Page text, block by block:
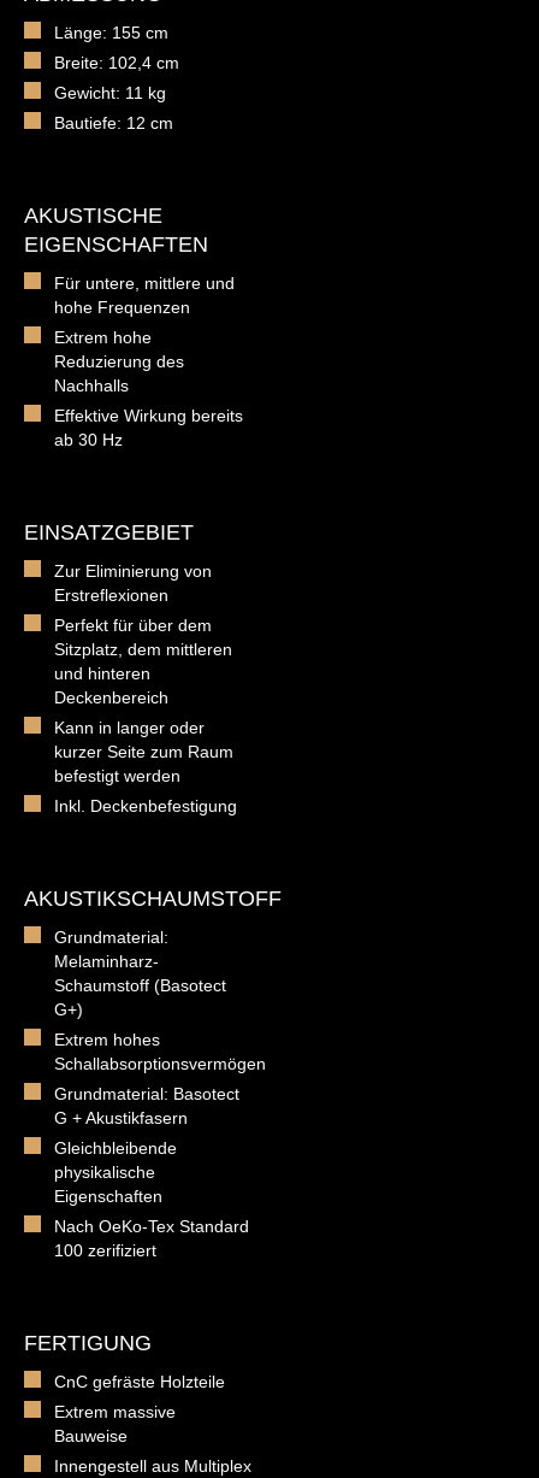
Länge: 155 cm
Breite: 102,4 cm
Gewicht: 11 kg
Bautiefe: 12 cm
AKUSTISCHE
EIGENSCHAFTEN
Für untere, mittlere und
hohe Frequenzen
Extrem hohe
Reduzierung des
Nachhalls
Effektive Wirkung bereits
ab 30 Hz
EINSATZGEBIET
Zur Eliminierung von
Erstreflexionen
Perfekt für über dem
Sitzplatz, dem mittleren
und hinteren
Deckenbereich
Kann in langer oder
kurzer Seite zum Raum
befestigt werden
Inkl. Deckenbefestigung
AKUSTIKSCHAUMSTOFF
Grundmaterial:
Melaminharz-
Schaumstoff (Basotect
G+)
Extrem hohes
Schallabsorptionsvermögen
Grundmaterial: Basotect
G + Akustikfasern
Gleichbleibende
physikalische
Eigenschaften
Nach OeKo-Tex Standard
100 zerifiziert
FERTIGUNG
CnC gefräste Holzteile
Extrem massive
Bauweise
Innengestell aus Multiplex